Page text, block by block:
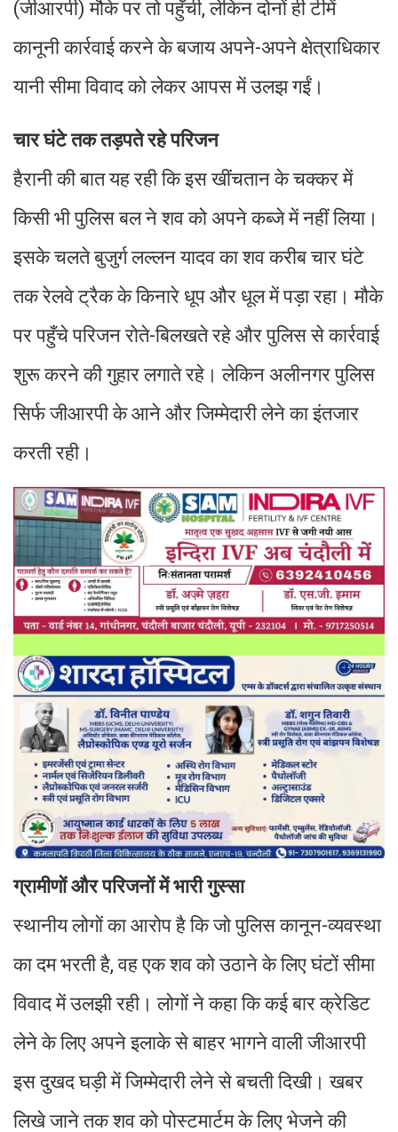
(जीआरपी) मौके पर तो पहुँची, लेकिन दोनों ही टीमें
कानूनी कार्रवाई करने के बजाय अपने-अपने क्षेत्राधिकार
यानी सीमा विवाद को लेकर आपस में उलझ गईं।
चार घंटे तक तड़पते रहे परिजन
हैरानी की बात यह रही कि इस खींचतान के चक्कर में
किसी भी पुलिस बल ने शव को अपने कब्जे में नहीं लिया।
इसके चलते बुजुर्ग लल्लन यादव का शव करीब चार घंटे
तक रेलवे ट्रैक के किनारे धूप और धूल में पड़ा रहा। मौके
पर पहुँचे परिजन रोते-बिलखते रहे और पुलिस से कार्रवाई
शुरू करने की गुहार लगाते रहे। लेकिन अलीनगर पुलिस
सिर्फ जीआरपी के आने और जिम्मेदारी लेने का इंतजार
करती रही।
ग्रामीणों और परिजनों में भारी गुस्सा
स्थानीय लोगों का आरोप है कि जो पुलिस कानून-व्यवस्था
का दम भरती है, वह एक शव को उठाने के लिए घंटों सीमा
विवाद में उलझी रही। लोगों ने कहा कि कई बार क्रेडिट
लेने के लिए अपने इलाके से बाहर भागने वाली जीआरपी
इस दुखद घड़ी में जिम्मेदारी लेने से बचती दिखी। खबर
लिखे जाने तक शव को पोस्टमार्टम के लिए भेजने की